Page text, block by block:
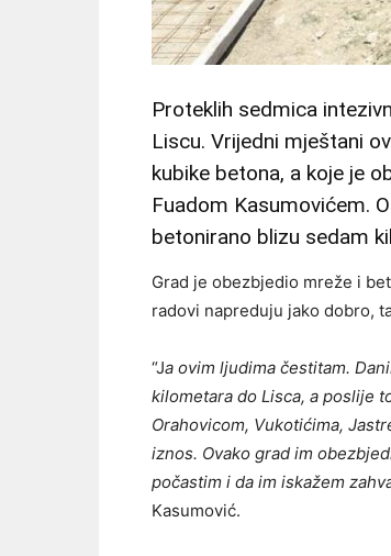
Proteklih sedmica
Liscu. Vrijedni mještani
kubike betona, a koje je
Fuadom Kasumovićem.
betonirano blizu sedam
Grad je obezbjedio mreže i
radovi napreduju jako dobro,
“Ja ovim ljudima čestitam.
kilometara do Lisca, a poslije
Orahovicom, Vukotićima,
iznos. Ovako grad im
počastim i da im iskažem
Kasumović.